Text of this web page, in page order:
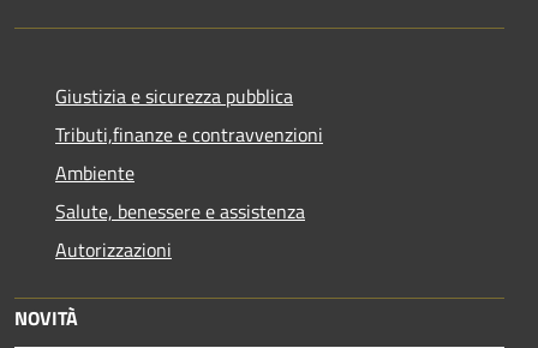
Giustizia e sicurezza pubblica
Tributi,finanze e contravvenzioni
Ambiente
Salute, benessere e assistenza
Autorizzazioni
NOVITÀ